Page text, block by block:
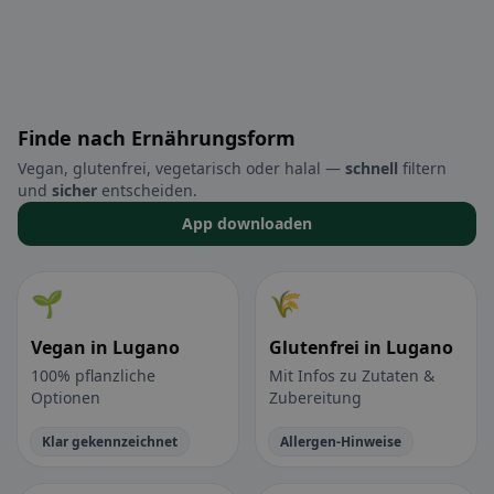
Finde nach Ernährungsform
Vegan, glutenfrei, vegetarisch oder halal — schnell filtern
und sicher entscheiden.
App downloaden
🌱
Vegan in Lugano
100% pflanzliche
Optionen
Klar gekennzeichnet
🌾
Glutenfrei in Lugano
Mit Infos zu Zutaten &
Zubereitung
Allergen-Hinweise